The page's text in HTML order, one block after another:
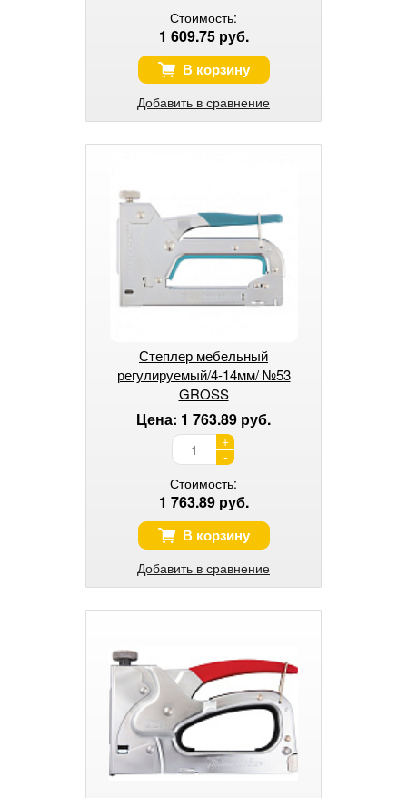
Стоимость:
1 609.75 руб.
В корзину
Добавить в сравнение
Степлер мебельный
регулируемый/4-14мм/ №53
GROSS
Цена: 1 763.89 руб.
+
-
Стоимость:
1 763.89 руб.
В корзину
Добавить в сравнение